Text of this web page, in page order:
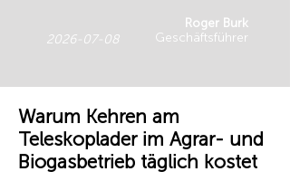
2026-07-08
Roger Burk
Geschäftsführer
Warum Kehren am
Teleskoplader im Agrar- und
Biogasbetrieb täglich kostet